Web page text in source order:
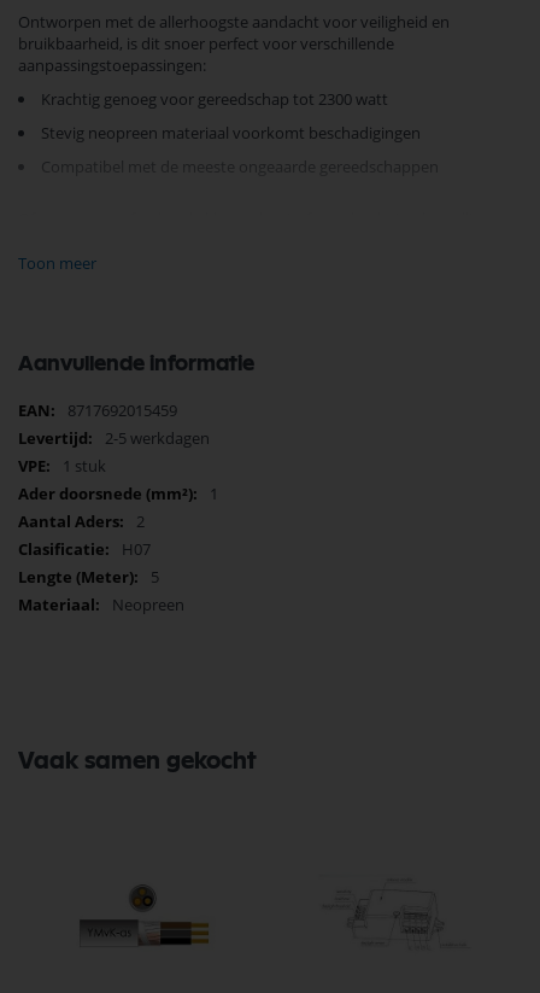
Ontworpen met de allerhoogste aandacht voor veiligheid en
bruikbaarheid, is dit snoer perfect voor verschillende
aanpassingstoepassingen:
Krachtig genoeg voor gereedschap tot 2300 watt
Stevig neopreen materiaal voorkomt beschadigingen
Compatibel met de meeste ongeaarde gereedschappen
tijdens ieder project. Voldoet perfect aan de eisen van iedere
gereedschapsnoer! Tijd om uw projecten naar het volgende niveau
Toon meer
Aanvullende informatie
Meer
informatie
8717692015459
2-5 werkdagen
1 stuk
1
2
H07
5
Neopreen
Vaak samen gekocht